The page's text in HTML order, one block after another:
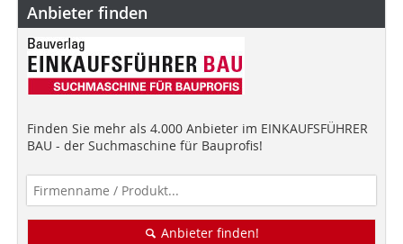
Anbieter finden
Finden Sie mehr als 4.000 Anbieter im EINKAUFSFÜHRER
BAU - der Suchmaschine für Bauprofis!
Anbieter finden!